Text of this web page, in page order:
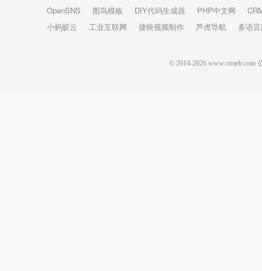
OpenSNS
图鸟模板 DIY代码生成器 PHP中文网
小蚂蚁云
工业互联网 捷映视频制作 芦虎导航 多语
© 2014-2026